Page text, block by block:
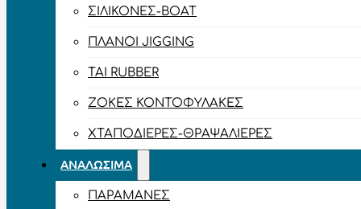
ΣΙΛΙΚΌΝΕΣ-BOAT
ΠΛΆΝΟΙ JIGGING
TAI RUBBER
ΖΌΚΕΣ ΚΟΝΤΟΦΎΛΑΚΕΣ
ΧΤΑΠΟΔΙΈΡΕΣ-ΘΡΑΨΑΛΙΈΡΕΣ
ΑΝΑΛΏΣΙΜΑ
ΠΑΡΑΜΆΝΕΣ